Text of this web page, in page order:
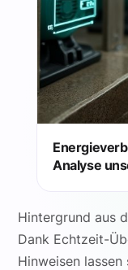
Analyse
Hintergrund aus
Dank Echtzeit-
Hinweisen